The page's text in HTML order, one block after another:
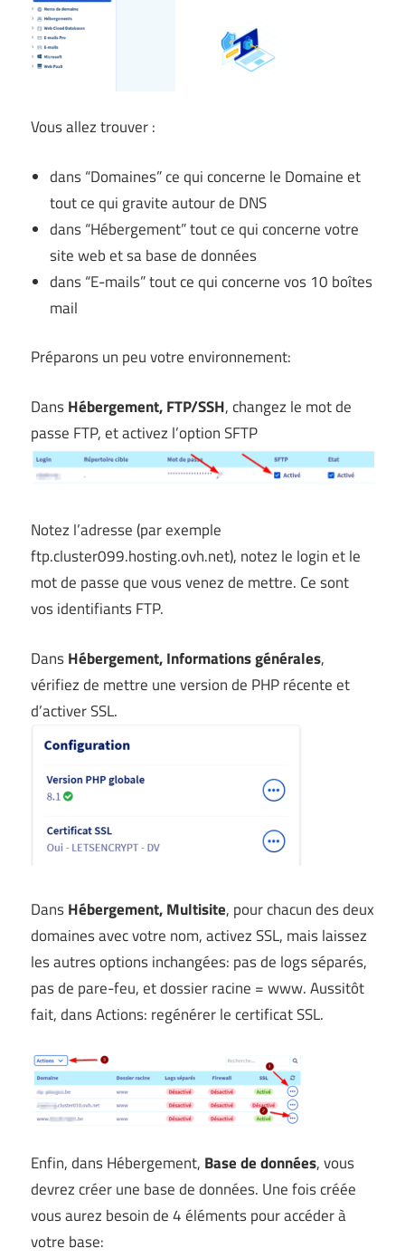
Vous allez trouver :
dans “Domaines” ce qui concerne le Domaine et
tout ce qui gravite autour de DNS
dans “Hébergement” tout ce qui concerne votre
site web et sa base de données
dans “E-mails” tout ce qui concerne vos 10 boîtes
mail
Préparons un peu votre environnement:
DansHébergement, FTP/SSH, changez le mot de
passe FTP, et activez l’option SFTP
Notez l’adresse (par exemple
ftp.cluster099.hosting.ovh.net), notez le login et le
mot de passe que vous venez de mettre. Ce sont
vos identifiants FTP.
DansHébergement, Informations générales,
vérifiez de mettre une version de PHP récente et
d’activer SSL.
DansHébergement, Multisite, pour chacun des deux
domaines avec votre nom, activez SSL, mais laissez
les autres options inchangées: pas de logs séparés,
pas de pare-feu, et dossier racine = www. Aussitôt
fait, dans Actions: regénérer le certificat SSL.
Enfin, dans Hébergement, Base de données, vous
devrez créer une base de données. Une fois créée
vous aurez besoin de 4 éléments pour accéder à
votre base: